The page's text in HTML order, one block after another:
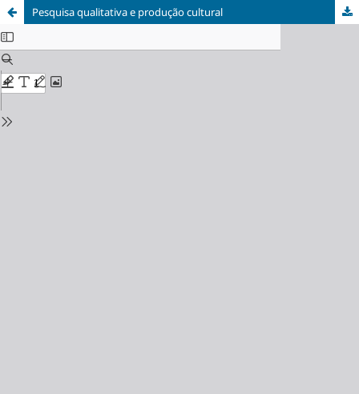
Pesquisa qualitativa e produção cultural